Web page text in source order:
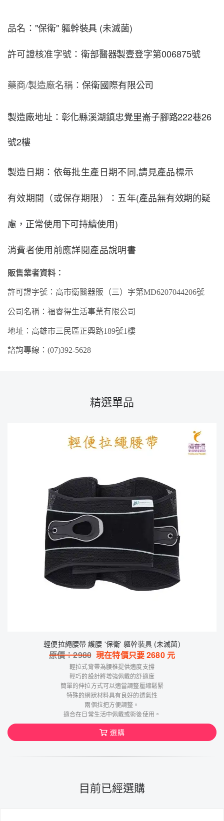
品名： "保衛" 軀幹裝具 (未滅菌)
許可證核准字號： 衛部醫器製壹登字第006875號
藥商/製造廠名稱： 保衛國際有限公司
製造廠地址：彰化縣溪湖鎮忠覺里崙子腳路222巷26
號2樓
製造日期：依每批生產日期不同,請見產品標示
有效期間（或保存期限）：五年(產品無有效期的疑
慮，正常使用下可持續使用)
消費者使用前應詳閱產品說明書
販售業者資料：
許可證字號：高市衛醫器販（三）字第MD6207044206號
公司名稱：福睿得生活事業有限公司
地址：高雄市三民 區正興路189號1樓
諮詢專線： (07)392-5628
精選單品
輕便拉繩腰帶 護腰 '保衛' 軀幹裝具 (未滅菌)
原價：2980 現在特價只要2680元
輕拉式背帶為腰椎提供適度支撐
輕巧的設計將增強佩戴的舒適度
簡單的伸拉方式可以適當調整壓縮鬆緊
特殊的網狀材料具有良好的透氣性
兩個拉把方便調整。
適合在日常生活中佩戴或術後使用。
選購
目前已經選購